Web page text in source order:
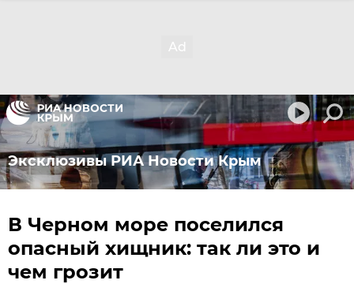
Эксклюзивы РИА Новости Крым
В Черном море поселился
опасный хищник: так ли это и
чем грозит